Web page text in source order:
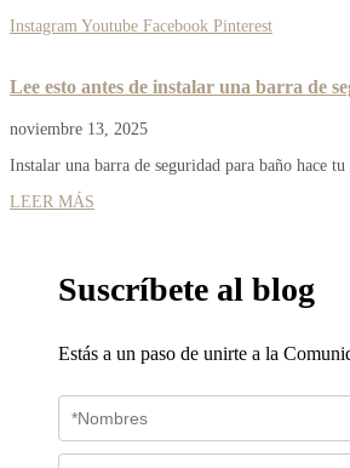
Instagram Youtube Facebook Pinterest
Lee esto antes de instalar una barra de
noviembre 13, 2025
Instalar una barra de seguridad para baño hace
LEER MÁS
Suscríbete al blog
Estás a un paso de unirte a la